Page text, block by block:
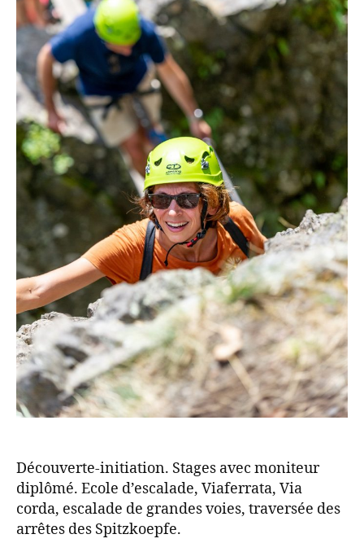
Découverte-initiation. Stages avec moniteur
diplômé. Ecole d’escalade, Viaferrata, Via
corda, escalade de grandes voies, traversée des
arrêtes des Spitzkoepfe.